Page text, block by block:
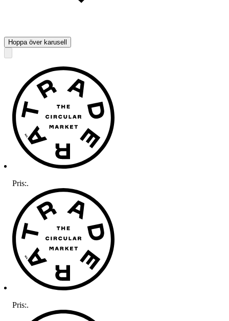
Hoppa över karusell
Pris:.
Pris:.